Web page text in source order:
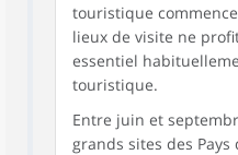
touristique
lieux de visite ne
essentiel
touristique.
Entre juin et
grands sites des